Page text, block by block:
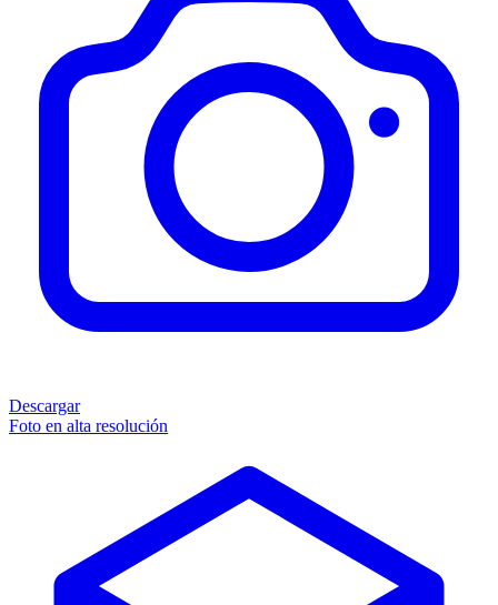
Descargar
Foto en alta resolución